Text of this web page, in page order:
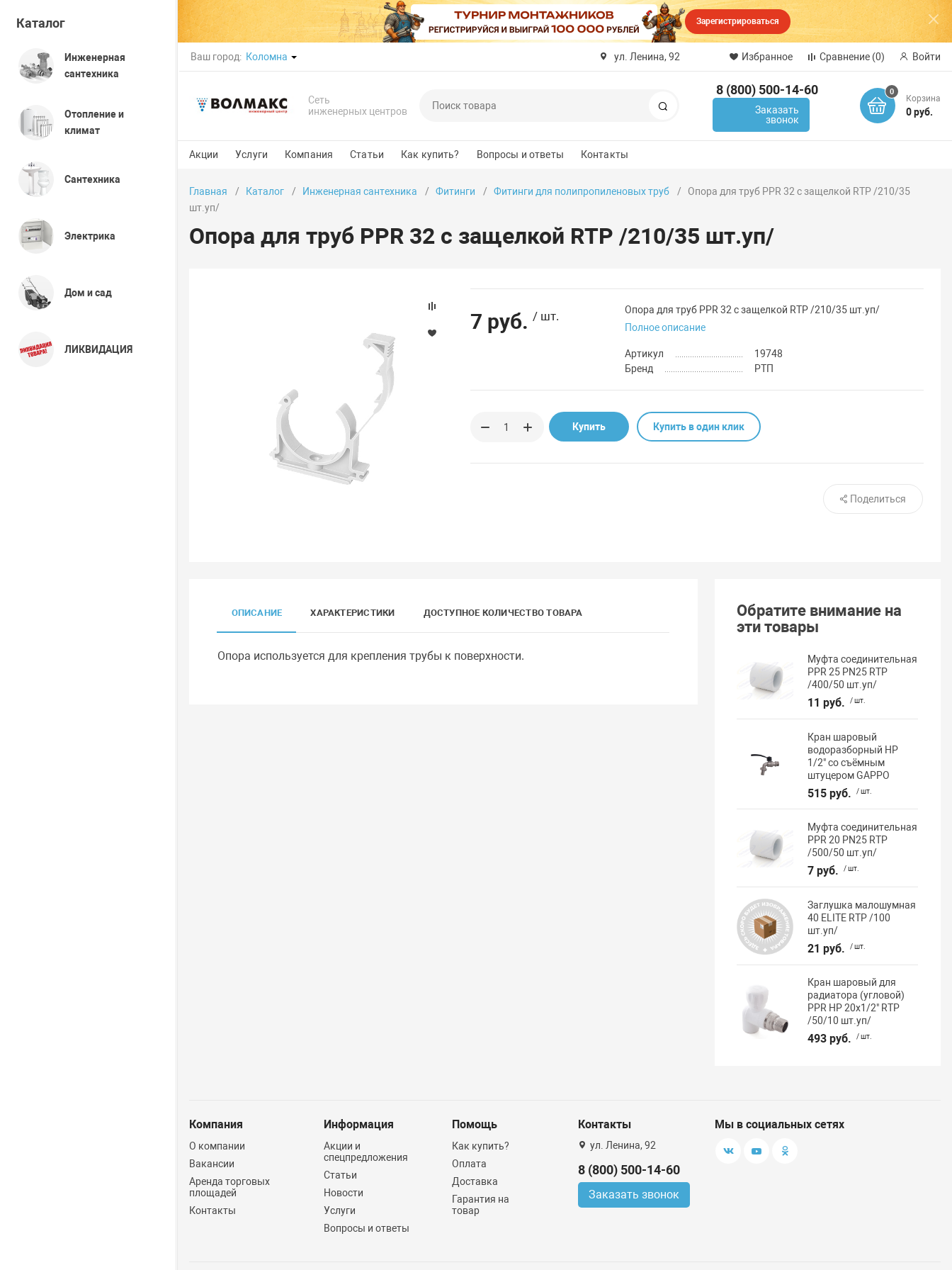
Зарегистрироваться
Ваш город: Коломна ул. Ленина, 92 Избранное Сравнение (0) Войти
Сеть
инженерных центров
8 (800) 500-14-60
Заказать
звонок
0
Корзина
0 руб.
Акции Услуги Компания Статьи Как купить? Вопросы и ответы Контакты
Каталог
Инженерная
сантехника
Отопление и
климат
Сантехника
Электрика
Дом и сад
ЛИКВИДАЦИЯ
Главная Каталог Инженерная сантехника Фитинги Фитинги для полипропиленовых труб
Опора для труб PPR 32 с защелкой RTP /210/35
шт.уп/
Опора для труб PPR 32 с защелкой RTP /210/35 шт.уп/
7 руб. / шт.
Опора для труб PPR 32 с защелкой RTP /210/35 шт.уп/
Полное описание
Артикул
19748
Бренд
РТП
Купить Купить в один клик
Поделиться
ОПИСАНИЕ ХАРАКТЕРИСТИКИ ДОСТУПНОЕ КОЛИЧЕСТВО ТОВАРА
Опора используется для крепления трубы к поверхности.
Обратите внимание на
эти товары
Муфта соединительная
PPR 25 PN25 RTP
/400/50 шт.уп/
11 руб. / шт.
Кран шаровый
водоразборный НР
1/2" со съёмным
штуцером GAPPO
515 руб. / шт.
Муфта соединительная
PPR 20 PN25 RTP
/500/50 шт.уп/
7 руб. / шт.
Заглушка малошумная
40 ELITE RTP /100
шт.уп/
21 руб. / шт.
Кран шаровый для
радиатора (угловой)
PPR НР 20х1/2" RTP
/50/10 шт.уп/
493 руб. / шт.
Компания
О компании
Вакансии
Аренда торговых
площадей
Контакты
Информация
Акции и
спецпредложения
Статьи
Новости
Услуги
Вопросы и ответы
Помощь
Как купить?
Оплата
Доставка
Гарантия на
товар
Контакты
ул. Ленина, 92
8 (800) 500-14-60
Заказать звонок
Мы в социальных сетях